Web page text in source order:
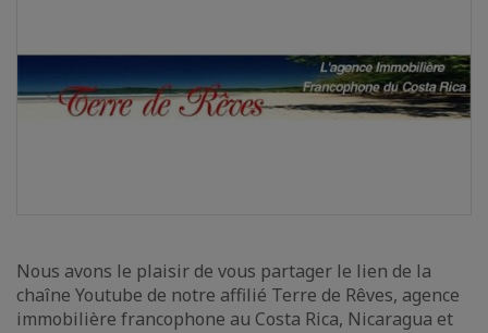
Nous avons le plaisir de vous partager le lien de la
chaîne Youtube de notre affilié Terre de Rêves, agence
immobilière francophone au Costa Rica, Nicaragua et